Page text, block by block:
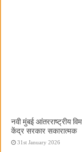
नवी मुंबई आंतरराष्ट्रीय
केंद्र सरकार सकारात्मक
31st January 2026